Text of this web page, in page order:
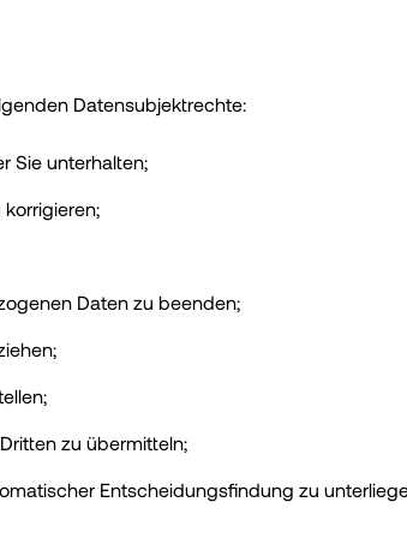
Datensubjektrechte:
Sie unterhalten;
Daten zu beenden;
zu übermitteln;
Entscheidungsfindung zu